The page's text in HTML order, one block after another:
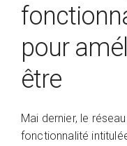
pour
être
Mai dernier, le
fonctionnalité